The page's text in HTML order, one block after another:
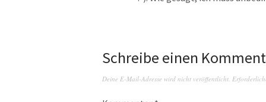
Schreibe einen
Deine E-Mail-Adresse wird nicht veröffentlicht.